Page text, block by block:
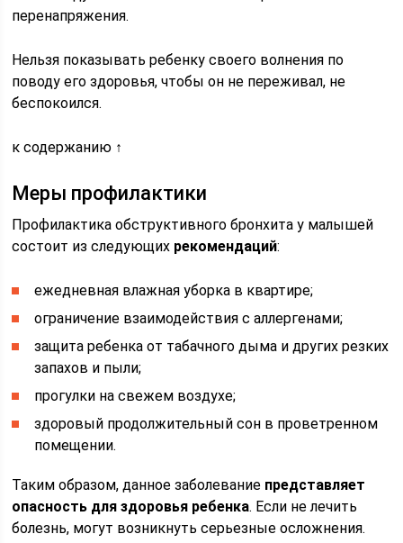
перенапряжения.
Нельзя показывать ребенку своего волнения по
поводу его здоровья, чтобы он не переживал, не
беспокоился.
к содержанию ↑
Меры профилактики
Профилактика обструктивного бронхита у малышей
состоит из следующих рекомендаций:
ежедневная влажная уборка в квартире;
ограничение взаимодействия с аллергенами;
защита ребенка от табачного дыма и других резких
запахов и пыли;
прогулки на свежем воздухе;
здоровый продолжительный сон в проветренном
помещении.
Таким образом, данное заболевание представляет
опасность для здоровья ребенка. Если не лечить
болезнь, могут возникнуть серьезные осложнения.